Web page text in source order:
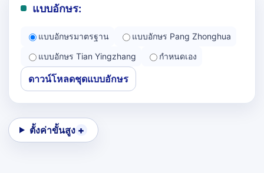
แบบอักษร:
แบบอักษรมาตรฐาน
แบบอักษร Pang Zhonghua
แบบอักษร Tian Yingzhang
กำหนดเอง
ดาวน์โหลดชุดแบบอักษร
ตั้งค่าขั้นสูง